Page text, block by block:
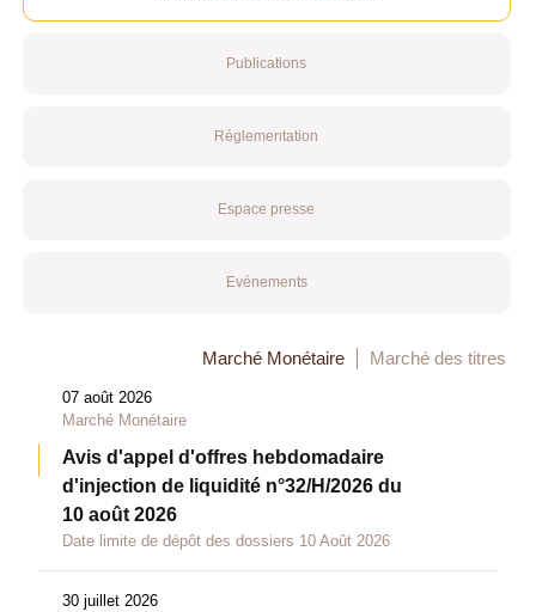
Publications
Réglementation
Espace presse
Evénements
Marché Monétaire Marché des titres
07 août 2026
Marché Monétaire
Avis d'appel d'offres hebdomadaire
d'injection de liquidité n°32/H/2026 du
10 août 2026
Date limite de dépôt des dossiers 10 Août 2026
30 juillet 2026